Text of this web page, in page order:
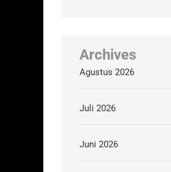
Archives
Agustus 2026
Juli 2026
Juni 2026